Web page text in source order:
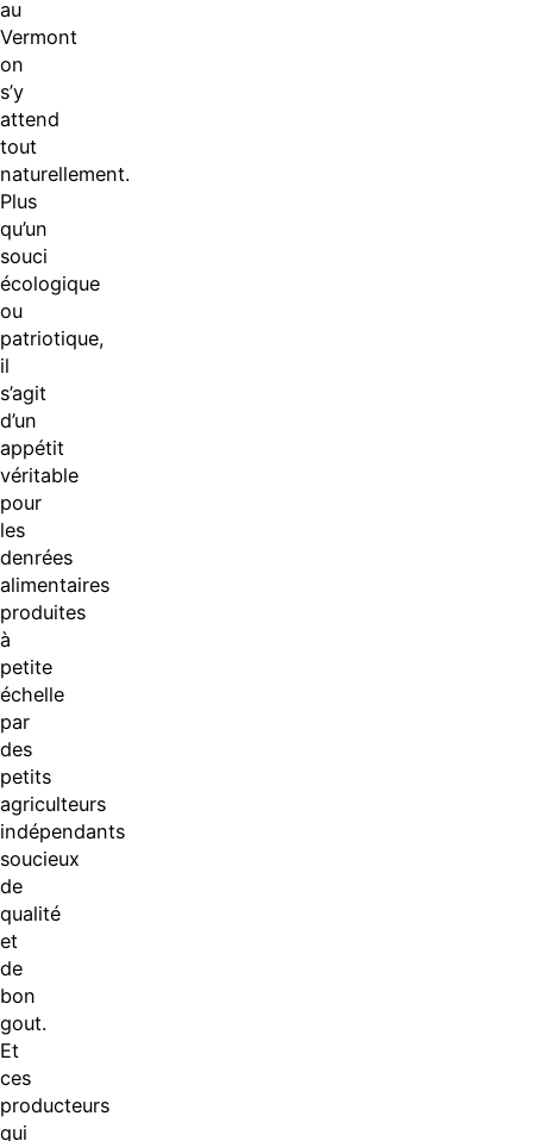
au
Vermont
on
s’y
attend
tout
naturellement.
Plus
qu’un
souci
écologique
ou
patriotique,
il
s’agit
d’un
appétit
véritable
pour
les
denrées
alimentaires
produites
à
petite
échelle
par
des
petits
agriculteurs
indépendants
soucieux
de
qualité
et
de
bon
gout.
Et
ces
producteurs
qui